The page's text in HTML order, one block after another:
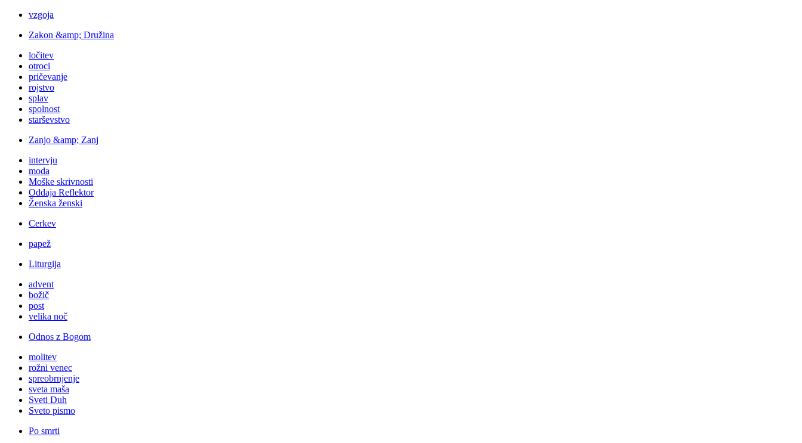
vzgoja
Zakon &amp; Družina
ločitev
otroci
pričevanje
rojstvo
splav
spolnost
starševstvo
Zanjo &amp; Zanj
intervju
moda
Moške skrivnosti
Oddaja Reflektor
Ženska ženski
Cerkev
papež
Liturgija
advent
božič
post
velika noč
Odnos z Bogom
molitev
rožni venec
spreobrnjenje
sveta maša
Sveti Duh
Sveto pismo
Po smrti